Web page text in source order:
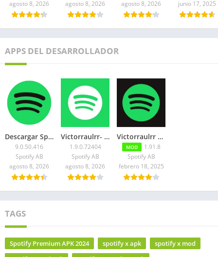
agosto 8, 2026
agosto 8, 2026
agosto 8, 2026
junio 17, 2025
APPS DEL DESARROLLADOR
Descargar Spotify Premium APK Gratis 2026
9.0.50.416
Spotify AB
agosto 8, 2026
Victorraulrr- Spotify Lite Premium APK 2026: Sin Anuncios
1.9.0.72404
Spotify AB
agosto 8, 2026
Victorraulrr – Descargar Spotify Music para TV APK
MOD
1.91.8
Spotify AB
febrero 18, 2025
TAGS
Spotify Premium APK 2024 spotify x apk
spotify x mod